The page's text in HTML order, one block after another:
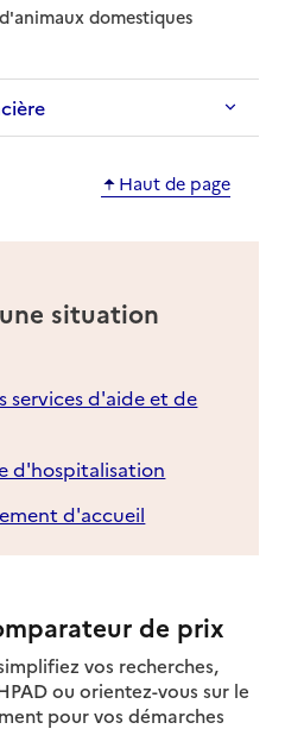
domestiques: disponible
: non
Haut de page
situation
services d'aide et de
d'hospitalisation
d'accueil
de prix
vos recherches,
ou orientez-vous sur le
pour vos démarches